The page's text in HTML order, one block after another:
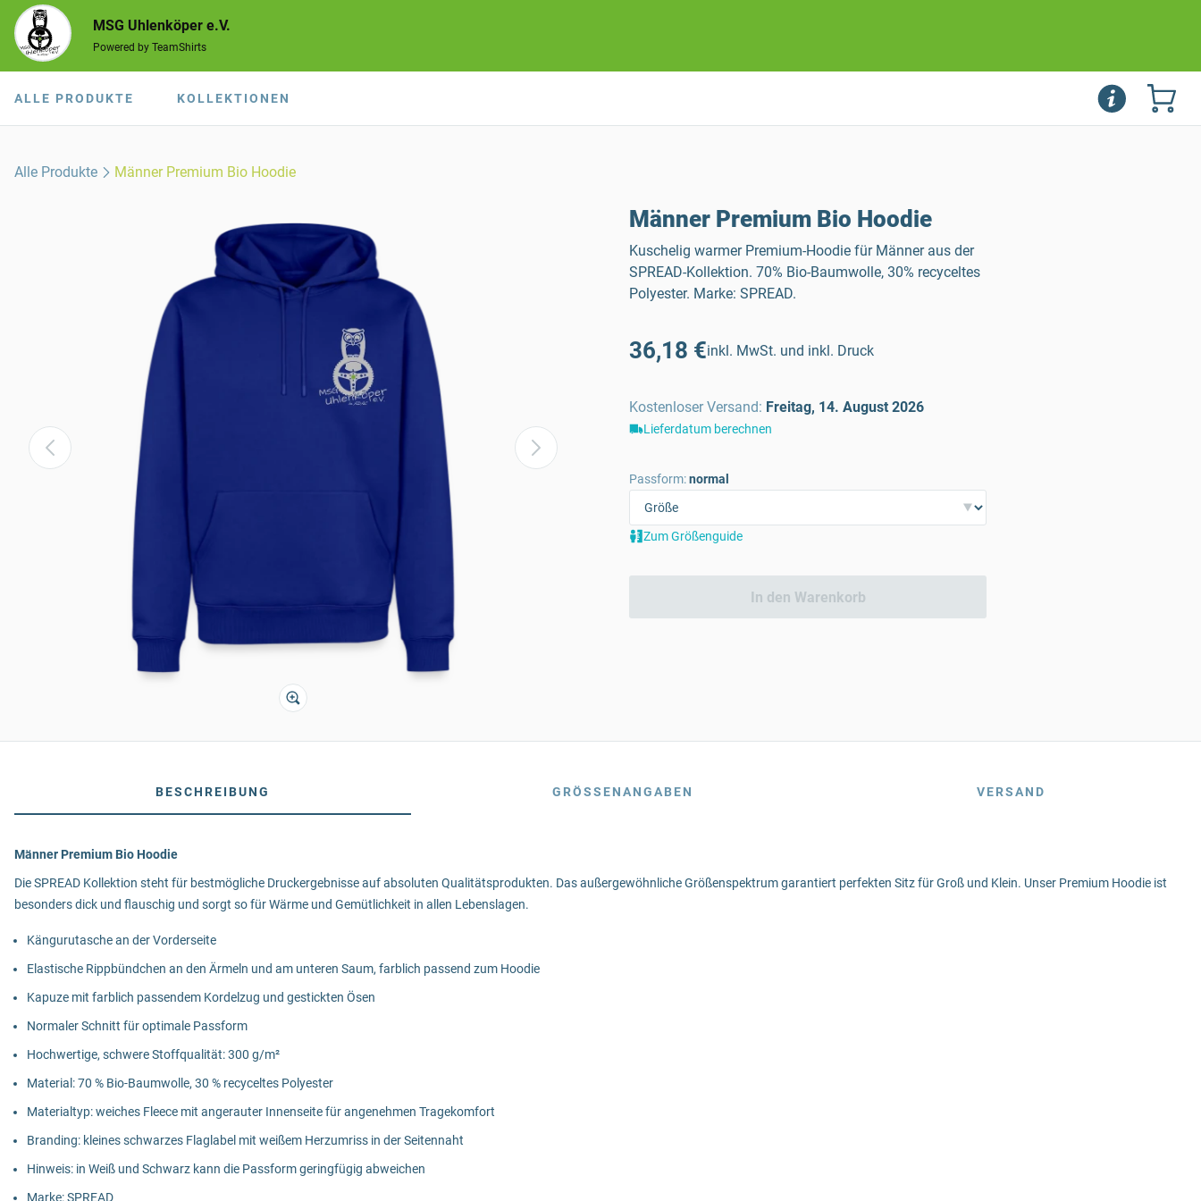
MSG Uhlenköper e.V.
Powered by TeamShirts
ALLE PRODUKTE KOLLEKTIONEN
Alle Produkte Männer Premium Bio Hoodie
Männer Premium Bio Hoodie
Kuschelig warmer Premium-Hoodie für Männer aus der
SPREAD-Kollektion. 70% Bio-Baumwolle, 30% recyceltes
Polyester. Marke: SPREAD.
36,18 €inkl. MwSt. und inkl. Druck
Kostenloser Versand: Freitag, 14. August 2026
Lieferdatum berechnen
Passform:normal
Zum Größenguide
In den Warenkorb
BESCHREIBUNG GRÖSSENANGABEN VERSAND
Männer Premium Bio Hoodie
Die SPREAD Kollektion steht für bestmögliche Druckergebnisse auf absoluten Qualitätsprodukten. Das außergewöhnliche Größenspektrum garantiert perfekten Sitz für Groß und Klein. Unser Premium Hoodie ist
besonders dick und flauschig und sorgt so für Wärme und Gemütlichkeit in allen Lebenslagen.
Kängurutasche an der Vorderseite
Elastische Rippbündchen an den Ärmeln und am unteren Saum, farblich passend zum Hoodie
Kapuze mit farblich passendem Kordelzug und gestickten Ösen
Normaler Schnitt für optimale Passform
Hochwertige, schwere Stoffqualität: 300 g/m²
Material: 70 % Bio-Baumwolle, 30 % recyceltes Polyester
Materialtyp: weiches Fleece mit angerauter Innenseite für angenehmen Tragekomfort
Branding: kleines schwarzes Flaglabel mit weißem Herzumriss in der Seitennaht
Hinweis: in Weiß und Schwarz kann die Passform geringfügig abweichen
Marke: SPREAD